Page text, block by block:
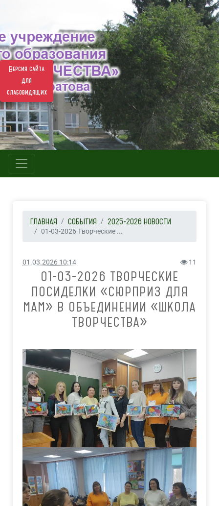
Версия сайта
для
слабовидящих
ГЛАВНАЯ СОБЫТИЯ 2025-2026 НОВОСТИ
01-03-2026 Творческие ...
01.03.2026 10:14 11
01-03-2026 ТВОРЧЕСКИЕ
ПОСИДЕЛКИ «СЮРПРИЗ ДЛЯ
МАМ» В ОБЪЕДИНЕНИИ «ШКОЛА
ТВОРЧЕСТВА»